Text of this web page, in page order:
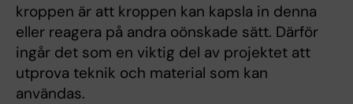
kroppen är att kroppen kan kapsla in denna
eller reagera på andra oönskade sätt. Därför
ingår det som en viktig del av projektet att
utprova teknik och material som kan
användas.